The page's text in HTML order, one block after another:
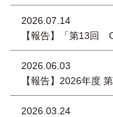
2026.07.14
2026.06.03
2026.03.24